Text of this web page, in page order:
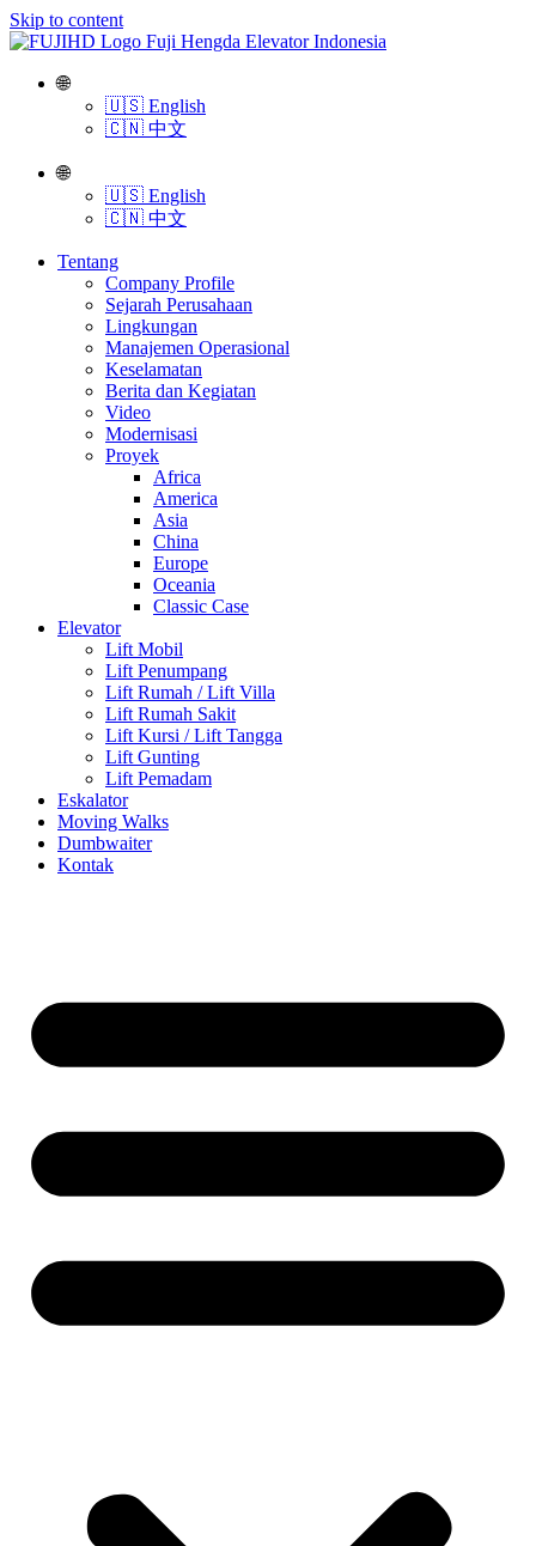
Skip to content
🌐
🇺🇸 English
🇨🇳 中文
🌐
🇺🇸 English
🇨🇳 中文
Tentang
Company Profile
Sejarah Perusahaan
Lingkungan
Manajemen Operasional
Keselamatan
Berita dan Kegiatan
Video
Modernisasi
Proyek
Africa
America
Asia
China
Europe
Oceania
Classic Case
Elevator
Lift Mobil
Lift Penumpang
Lift Rumah / Lift Villa
Lift Rumah Sakit
Lift Kursi / Lift Tangga
Lift Gunting
Lift Pemadam
Eskalator
Moving Walks
Dumbwaiter
Kontak